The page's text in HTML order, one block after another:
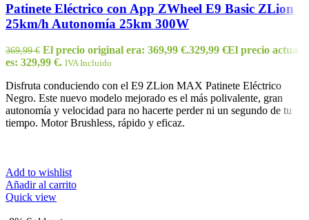
Patinete Eléctrico con App ZWheel E9 Basic ZLion
25km/h Autonomía 25km 300W
369,99€ El precio original era: 369,99 €.329,99 €El precio actual
es: 329,99 €. IVA Incluido
Disfruta conduciendo con el E9 ZLion MAX Patinete Eléctrico
Negro. Este nuevo modelo mejorado es el más polivalente, gran
autonomía y velocidad para no hacerte perder ni un segundo de tu
tiempo. Motor Brushless, rápido y eficaz.
Add to wishlist
Añadir al carrito
Quick view